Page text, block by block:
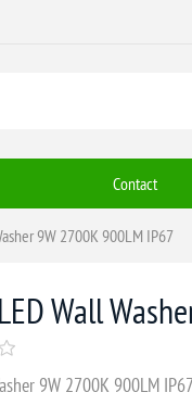
Contact
9W 2700K 900LM IP67
Wall
9W 2700K 900LM